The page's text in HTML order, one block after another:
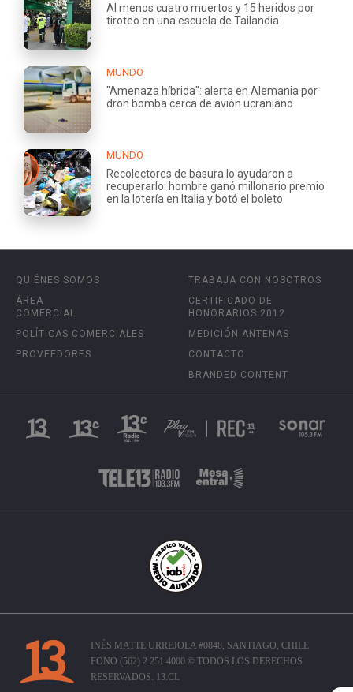
Al menos cuatro muertos y 15 heridos por
tiroteo en una escuela de Tailandia
MUNDO
"Amenaza híbrida": alerta en Alemania por
dron bomba cerca de avión ucraniano
MUNDO
Recolectores de basura lo ayudaron a
recuperarlo: hombre ganó millonario premio
en la lotería en Italia y botó el boleto
QUIÉNES SOMOS
ÁREA
COMERCIAL
POLÍTICAS COMERCIALES
PROVEEDORES
TRABAJA CON NOSOTROS
CERTIFICADO DE
HONORARIOS 2012
MEDICIÓN ANTENAS
CONTACTO
BRANDED CONTENT
INÉS MATTE URREJOLA #0848, SANTIAGO, CHILE
FONO (562) 2 251 4000 © TODOS LOS DERECHOS
RESERVADOS. 13.CL